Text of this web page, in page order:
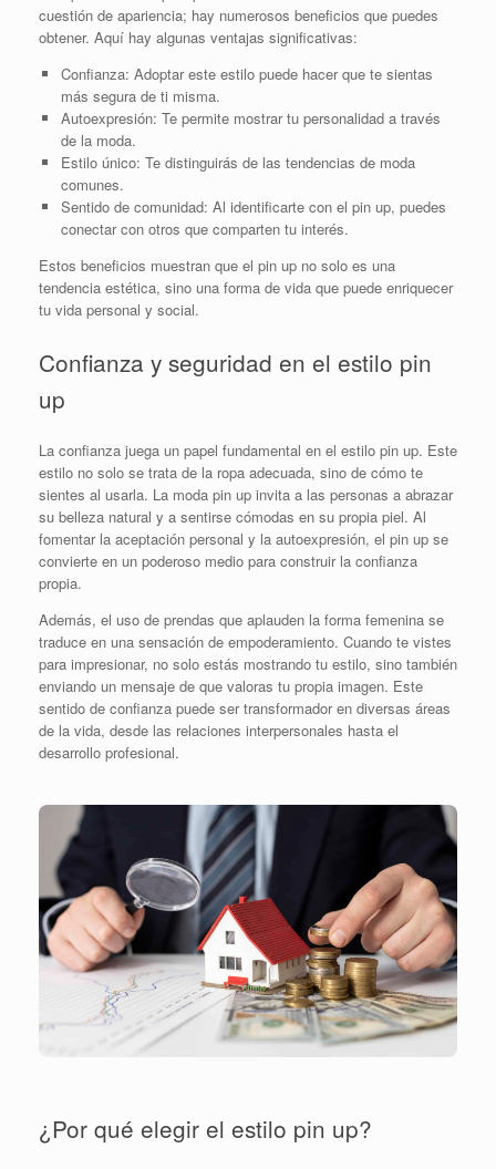
cuestión de apariencia; hay numerosos beneficios que puedes
obtener. Aquí hay algunas ventajas significativas:
Confianza: Adoptar este estilo puede hacer que te sientas
más segura de ti misma.
Autoexpresión: Te permite mostrar tu personalidad a través
de la moda.
Estilo único: Te distinguirás de las tendencias de moda
comunes.
Sentido de comunidad: Al identificarte con el pin up, puedes
conectar con otros que comparten tu interés.
Estos beneficios muestran que el pin up no solo es una
tendencia estética, sino una forma de vida que puede enriquecer
tu vida personal y social.
Confianza y seguridad en el estilo pin
up
La confianza juega un papel fundamental en el estilo pin up. Este
estilo no solo se trata de la ropa adecuada, sino de cómo te
sientes al usarla. La moda pin up invita a las personas a abrazar
su belleza natural y a sentirse cómodas en su propia piel. Al
fomentar la aceptación personal y la autoexpresión, el pin up se
convierte en un poderoso medio para construir la confianza
propia.
Además, el uso de prendas que aplauden la forma femenina se
traduce en una sensación de empoderamiento. Cuando te vistes
para impresionar, no solo estás mostrando tu estilo, sino también
enviando un mensaje de que valoras tu propia imagen. Este
sentido de confianza puede ser transformador en diversas áreas
de la vida, desde las relaciones interpersonales hasta el
desarrollo profesional.
¿Por qué elegir el estilo pin up?